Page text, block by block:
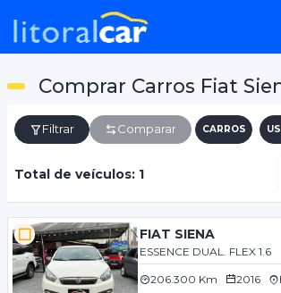
Comprar Carros Fiat
Filtrar Comparar CARROS
Total de veículos: 1
FIAT SIENA
ESSENCE DUAL. FLEX 1.6
206.300 Km 2016